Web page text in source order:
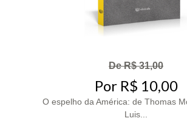
De R$ 31,00
Por R$ 10,00
O espelho da América: de Thomas
Luis...